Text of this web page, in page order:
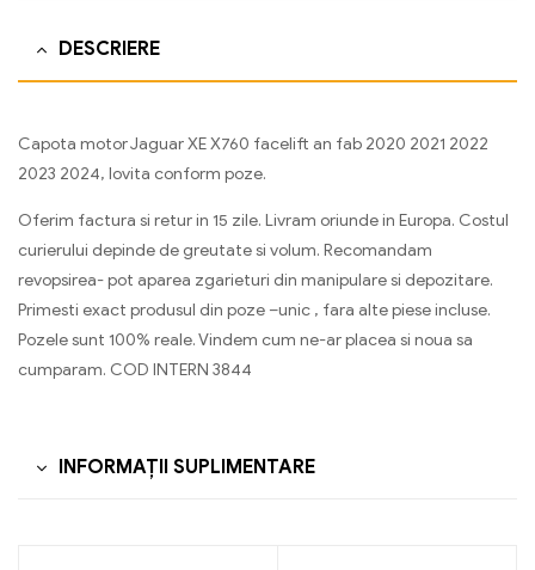
DESCRIERE
Capota motor Jaguar XE X760 facelift an fab 2020 2021 2022
2023 2024, lovita conform poze.
Oferim factura si retur in 15 zile. Livram oriunde in Europa. Costul
curierului depinde de greutate si volum. Recomandam
revopsirea- pot aparea zgarieturi din manipulare si depozitare.
Primesti exact produsul din poze –unic , fara alte piese incluse.
Pozele sunt 100% reale. Vindem cum ne-ar placea si noua sa
cumparam. COD INTERN 3844
INFORMAȚII SUPLIMENTARE